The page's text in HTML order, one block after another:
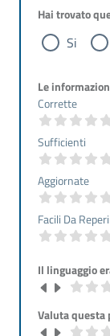
Hai trovato
Si
Le
Corrette
Sufficienti
Aggiornate
Facili Da
Il linguaggio
Valuta questa